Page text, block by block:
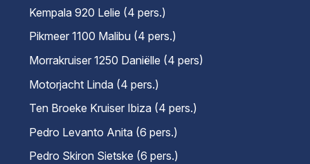
Kempala 920 Lelie (4 pers.)
Pikmeer 1100 Malibu (4 pers.)
Morrakruiser 1250 Daniëlle (4 pers)
Motorjacht Linda (4 pers.)
Ten Broeke Kruiser Ibiza (4 pers.)
Pedro Levanto Anita (6 pers.)
Pedro Skiron Sietske (6 pers.)